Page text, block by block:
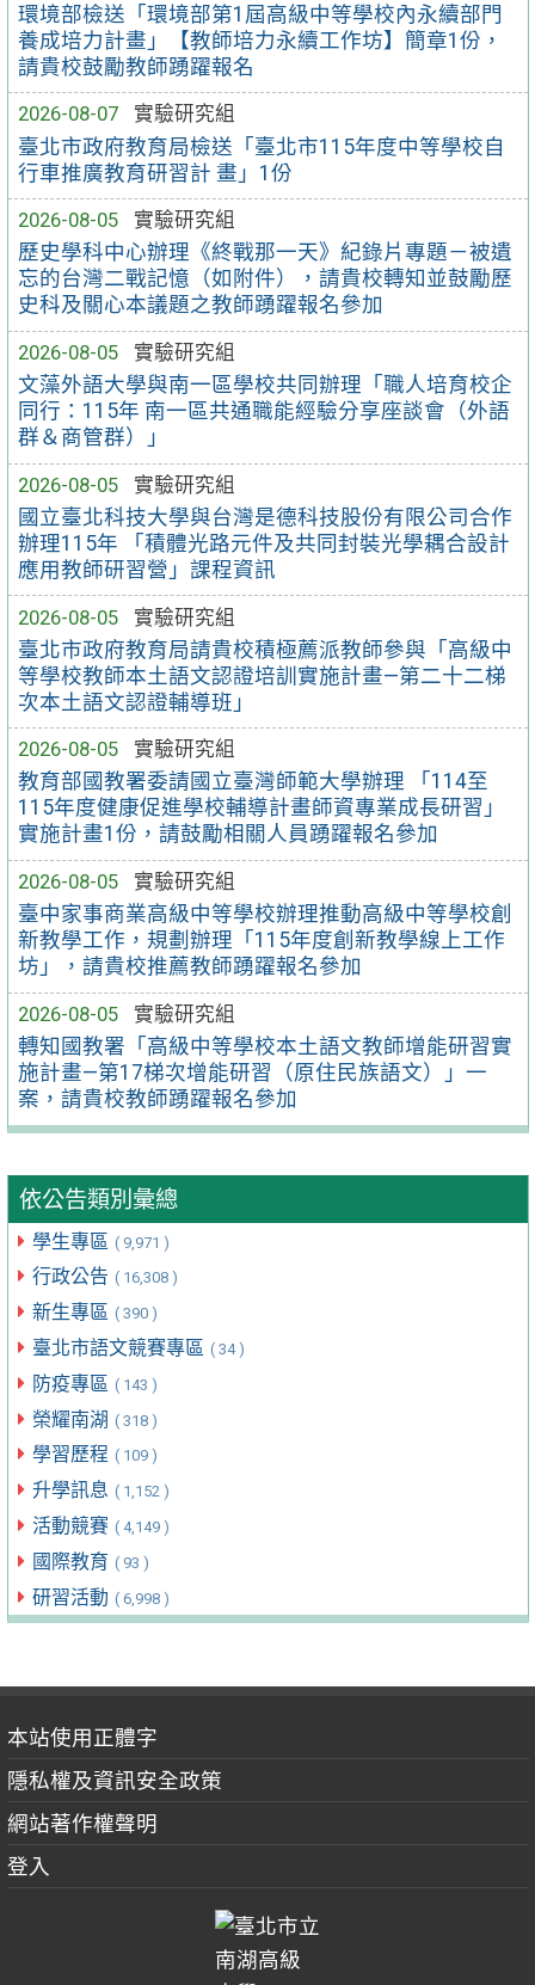
環境部檢送「環境部第1屆高級中等學校內永續部門
養成培力計畫」【教師培力永續工作坊】簡章1份，
請貴校鼓勵教師踴躍報名
2026-08-07
實驗研究組
臺北市政府教育局檢送「臺北市115年度中等學校自
行車推廣教育研習計 畫」1份
2026-08-05
實驗研究組
歷史學科中心辦理《終戰那一天》紀錄片專題－被遺
忘的台灣二戰記憶（如附件），請貴校轉知並鼓勵歷
史科及關心本議題之教師踴躍報名參加
2026-08-05
實驗研究組
文藻外語大學與南一區學校共同辦理「職人培育校企
同行：115年 南一區共通職能經驗分享座談會（外語
群＆商管群）」
2026-08-05
實驗研究組
國立臺北科技大學與台灣是德科技股份有限公司合作
辦理115年 「積體光路元件及共同封裝光學耦合設計
應用教師研習營」課程資訊
2026-08-05
實驗研究組
臺北市政府教育局請貴校積極薦派教師參與「高級中
等學校教師本土語文認證培訓實施計畫—第二十二梯
次本土語文認證輔導班」
2026-08-05
實驗研究組
教育部國教署委請國立臺灣師範大學辦理 「114至
115年度健康促進學校輔導計畫師資專業成長研習」
實施計畫1份，請鼓勵相關人員踴躍報名參加
2026-08-05
實驗研究組
臺中家事商業高級中等學校辦理推動高級中等學校創
新教學工作，規劃辦理「115年度創新教學線上工作
坊」，請貴校推薦教師踴躍報名參加
2026-08-05
實驗研究組
轉知國教署「高級中等學校本土語文教師增能研習實
施計畫—第17梯次增能研習（原住民族語文）」一
案，請貴校教師踴躍報名參加
依公告類別彙總
學生專區 ( 9,971 )
行政公告 ( 16,308 )
新生專區 ( 390 )
臺北市語文競賽專區 ( 34 )
防疫專區 ( 143 )
榮耀南湖 ( 318 )
學習歷程 ( 109 )
升學訊息 ( 1,152 )
活動競賽 ( 4,149 )
國際教育 ( 93 )
研習活動 ( 6,998 )
本站使用正體字
隱私權及資訊安全政策
網站著作權聲明
登入